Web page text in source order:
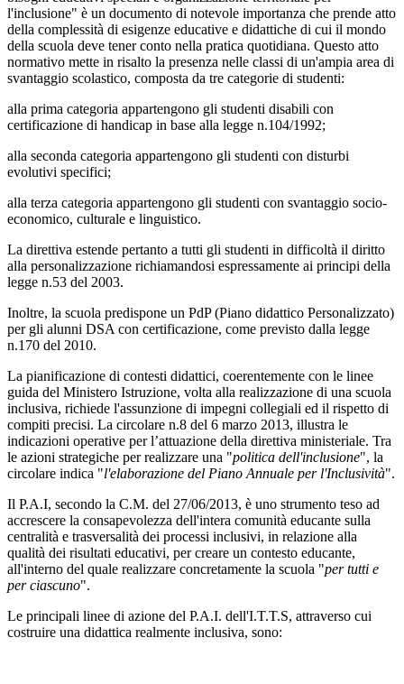
l'inclusione" è un documento di notevole importanza che prende atto
della complessità di esigenze educative e didattiche di cui il mondo
della scuola deve tener conto nella pratica quotidiana. Questo atto
normativo mette in risalto la presenza nelle classi di un'ampia area di
svantaggio scolastico, composta da tre categorie di studenti:
alla prima categoria appartengono gli studenti disabili con
certificazione di handicap in base alla legge n.104/1992;
alla seconda categoria appartengono gli studenti con disturbi
evolutivi specifici;
alla terza categoria appartengono gli studenti con svantaggio socio-
economico, culturale e linguistico.
La direttiva estende pertanto a tutti gli studenti in difficoltà il diritto
alla personalizzazione richiamandosi espressamente ai principi della
legge n.53 del 2003.
Inoltre, la scuola predispone un PdP (Piano didattico Personalizzato)
per gli alunni DSA con certificazione, come previsto dalla legge
n.170 del 2010.
La pianificazione di contesti didattici, coerentemente con le linee
guida del Ministero Istruzione, volta alla realizzazione di una scuola
inclusiva, richiede l'assunzione di impegni collegiali ed il rispetto di
compiti precisi. La circolare n.8 del 6 marzo 2013, illustra le
indicazioni operative per l’attuazione della direttiva ministeriale. Tra
le azioni strategiche per realizzare una "politica dell'inclusione", la
circolare indica "l'elaborazione del Piano Annuale per l'Inclusività".
Il P.A.I, secondo la C.M. del 27/06/2013, è uno strumento teso ad
accrescere la consapevolezza dell'intera comunità educante sulla
centralità e trasversalità dei processi inclusivi, in relazione alla
qualità dei risultati educativi, per creare un contesto educante,
all'interno del quale realizzare concretamente la scuola "per tutti e
per ciascuno".
Le principali linee di azione del P.A.I. dell'I.T.T.S, attraverso cui
costruire una didattica realmente inclusiva, sono: